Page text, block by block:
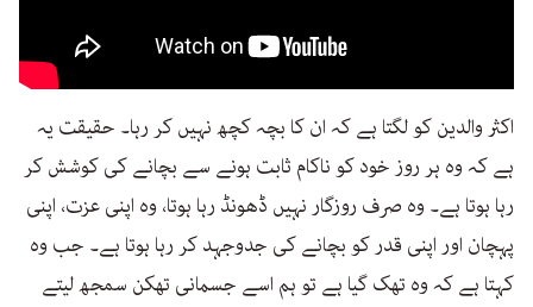
اکثر والدین کو لگتا ہے کہ ان کا بچہ کچھ نہیں کر رہا۔ حقیقت یہ
ہے کہ وہ ہر روز خود کو ناکام ثابت ہونے سے بچانے کی کوشش کر
رہا ہوتا ہے۔ وہ صرف روزگار نہیں ڈھونڈ رہا ہوتا، وہ اپنی عزت، اپنی
پہچان اور اپنی قدر کو بچانے کی جدوجہد کر رہا ہوتا ہے۔ جب وہ
کہتا ہے کہ وہ تھک گیا ہے تو ہم اسے جسمانی تھکن سمجھ لیتے